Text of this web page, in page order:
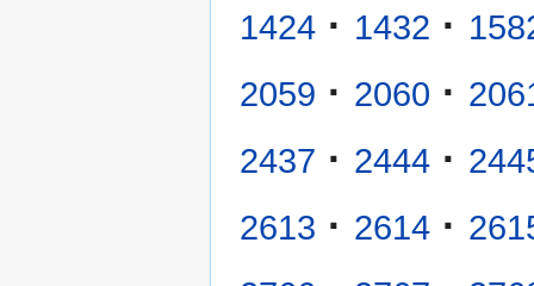
1424 · 1432 ·
2059 · 2060 ·
2437 · 2444 ·
2613 · 2614 ·